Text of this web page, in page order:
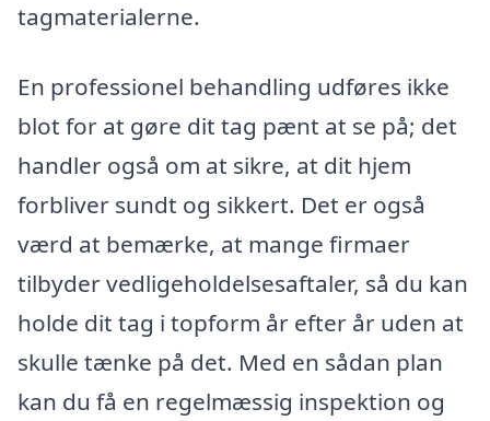
tagmaterialerne.
En professionel behandling udføres ikke
blot for at gøre dit tag pænt at se på; det
handler også om at sikre, at dit hjem
forbliver sundt og sikkert. Det er også
værd at bemærke, at mange firmaer
tilbyder vedligeholdelsesaftaler, så du kan
holde dit tag i topform år efter år uden at
skulle tænke på det. Med en sådan plan
kan du få en regelmæssig inspektion og